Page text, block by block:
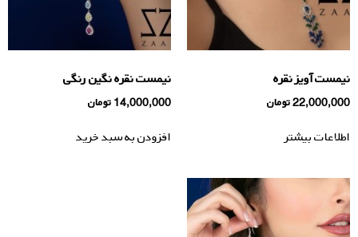
نیمست آویز نقره
22,000,000تومان
اطلاعات بیشتر
نیمست نقره نگين رنگى
14,000,000 تومان
افزودن به سبد خرید